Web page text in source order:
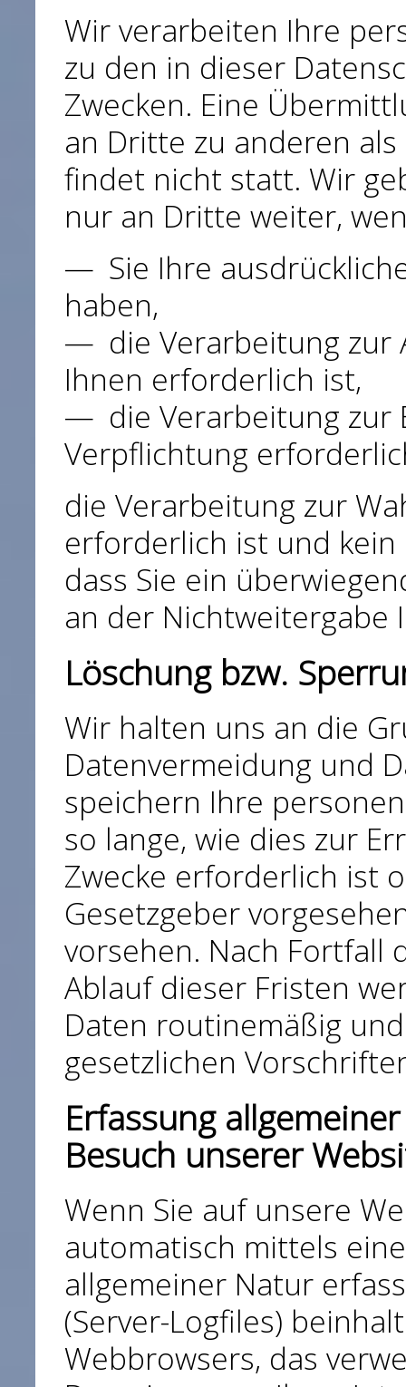
Wir verarbeiten Ihre
zu den in dieser
Zwecken. Eine
an Dritte zu anderen
findet nicht statt. Wir
nur an Dritte weiter,
Sie Ihre
haben,
die Verarbeitung zur
Ihnen erforderlich ist,
die Verarbeitung
Verpflichtung
die Verarbeitung zur
erforderlich ist und
dass Sie ein
an der Nichtweitergabe
Löschung bzw.
Wir halten uns an die
Datenvermeidung und
speichern Ihre
so lange, wie dies zur
Zwecke erforderlich ist
Gesetzgeber
vorsehen. Nach Fortfall
Ablauf dieser Fristen
Daten routinemäßig
gesetzlichen
Erfassung
Besuch unserer
Wenn Sie auf unsere
automatisch mittels
allgemeiner Natur
(Server-Logfiles)
Webbrowsers, das